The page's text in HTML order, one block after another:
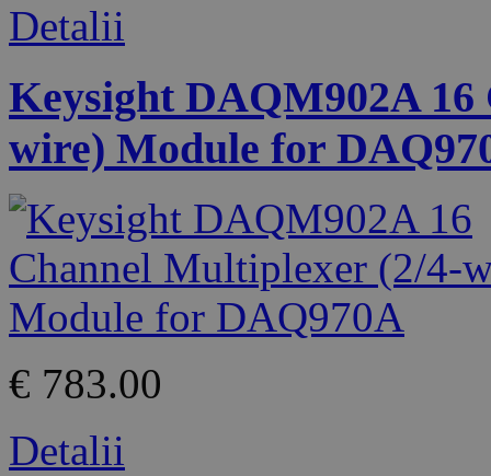
Detalii
Keysight DAQM902A
wire) Module for
€ 783.00
Detalii